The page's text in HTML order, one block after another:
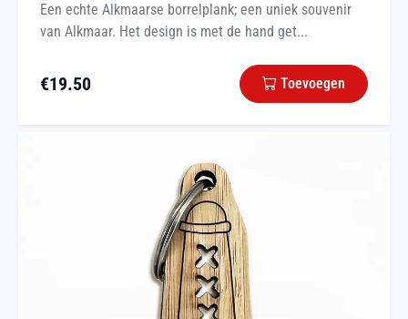
Een echte Alkmaarse borrelplank; een uniek souvenir
van Alkmaar. Het design is met de hand get...
€19.50 Toevoegen